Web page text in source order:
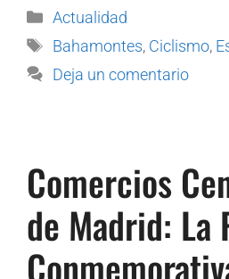
Actualidad
Bahamontes, Ciclismo,
Deja un comentario
Comercios
de Madrid: La